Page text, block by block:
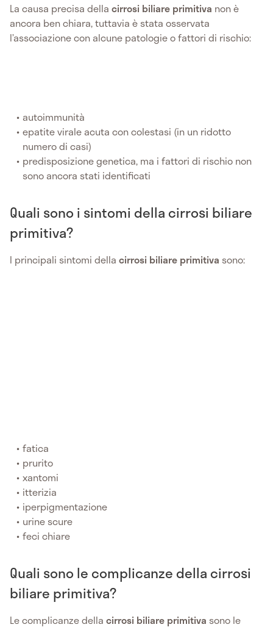
La causa precisa della cirrosi biliare primitiva non è
ancora ben chiara, tuttavia è stata osservata
l’associazione con alcune patologie o fattori di rischio:
autoimmunità
epatite virale acuta con colestasi (in un ridotto
numero di casi)
predisposizione genetica, ma i fattori di rischio non
sono ancora stati identificati
Quali sono i sintomi della cirrosi biliare
primitiva?
I principali sintomi della cirrosi biliare primitiva sono:
fatica
prurito
xantomi
itterizia
iperpigmentazione
urine scure
feci chiare
Quali sono le complicanze della cirrosi
biliare primitiva?
Le complicanze della cirrosi biliare primitiva sono le